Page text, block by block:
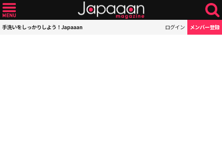
手洗いをしっかりしよう！Japaaan ログイン メンバー登録